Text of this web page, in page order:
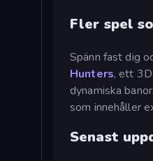
Fler spel
Spänn fast dig
Hunters, ett
dynamiska banor;
som innehåller
Senast